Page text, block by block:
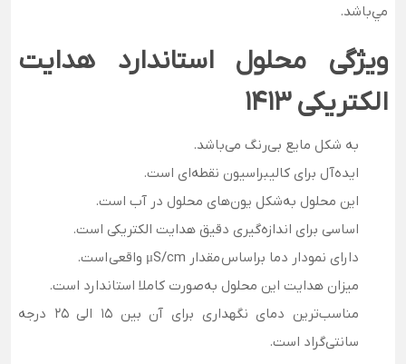
مي‌‏باشد.
ویژگی محلول استاندارد هدایت
الکتریکی 1413
به شکل مایع بی‌رنگ می‌باشد.
ایده‌آل برای کالیبراسیون نقطه‌ای است.
این محلول به‌شکل یون‌های محلول در آب است.
اساسی برای اندازه‌گیری دقیق هدایت الکتریکی است.
دارای نمودار دما براساس مقدار μS/cm واقعی است.
میزان هدایت این محلول به‌صورت کاملا استاندارد است.
مناسب‌ترین دمای نگهداری برای آن بین 15 الی 25 درجه
سانتی‌گراد است.